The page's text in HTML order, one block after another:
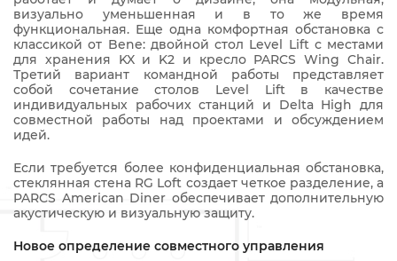
визуально уменьшенная и в то же время
функциональная. Еще одна комфортная обстановка с
классикой от Bene: двойной стол Level Lift с местами
для хранения KX и K2 и кресло PARCS Wing Chair.
Третий вариант командной работы представляет
собой сочетание столов Level Lift в качестве
индивидуальных рабочих станций и Delta High для
совместной работы над проектами и обсуждением
идей.
Если требуется более конфиденциальная обстановка,
стеклянная стена RG Loft создает четкое разделение, а
PARCS American Diner обеспечивает дополнительную
акустическую и визуальную защиту.
Новое определение совместного управления